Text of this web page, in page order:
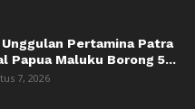
Unggulan Pertamina Patra
Papua Maluku Borong 5...
7, 2026